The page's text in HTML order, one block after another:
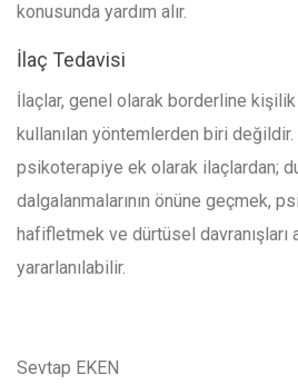
konusunda yardım alır.
İlaç Tedavisi
İlaçlar, genel olarak borderline
kullanılan yöntemlerden biri
psikoterapiye ek olarak ilaçlardan;
dalgalanmalarının önüne geçmek,
hafifletmek ve dürtüsel davranışları
yararlanılabilir.
Sevtap EKEN